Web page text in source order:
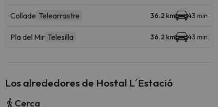
Collade Telearrastre 36.2 km 43 min
Pla del Mir Telesilla 36.2 km 43 min
Los alrededores de Hostal L´Estació
Cerca